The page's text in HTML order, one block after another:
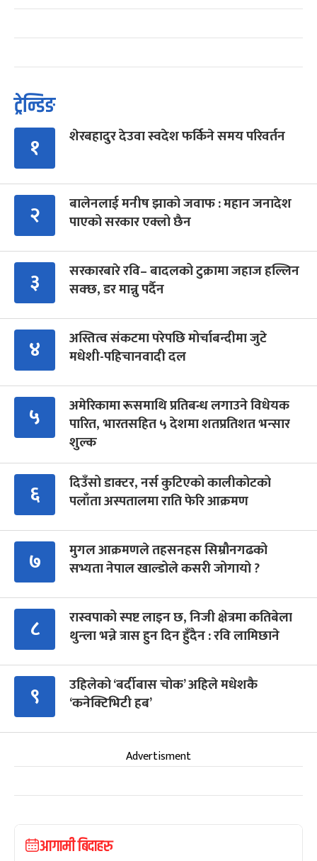
ट्रेन्डिङ
१ शेरबहादुर देउवा स्वदेश फर्किने समय परिवर्तन
२
बालेनलाई मनीष झाको जवाफ : महान जनादेश
पाएको सरकार एक्लो छैन
३
सरकारबारे रवि– बादलको टुक्रामा जहाज हल्लिन
सक्छ, डर मान्नु पर्दैन
४
अस्तित्व संकटमा परेपछि मोर्चाबन्दीमा जुटे
मधेशी-पहिचानवादी दल
५
अमेरिकामा रूसमाथि प्रतिबन्ध लगाउने विधेयक
पारित, भारतसहित ५ देशमा शतप्रतिशत भन्सार
शुल्क
६
दिउँसो डाक्टर, नर्स कुटिएको कालीकोटको
पलाँता अस्पतालमा राति फेरि आक्रमण
७
मुगल आक्रमणले तहसनहस सिम्रौनगढको
सभ्यता नेपाल खाल्डोले कसरी जोगायो ?
८
रास्वपाको स्पष्ट लाइन छ, निजी क्षेत्रमा कतिबेला
थुन्ला भन्ने त्रास हुन दिन हुँदैन : रवि लामिछाने
९
उहिलेको ‘बर्दीबास चोक’ अहिले मधेशकै
‘कनेक्टिभिटी हब’
Advertisment
आगामी बिदाहरु